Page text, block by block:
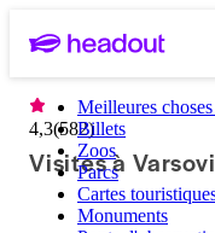
Meilleures
Billets
Zoos
Parcs
Cartes
Monuments
4,3(582)
Visites à